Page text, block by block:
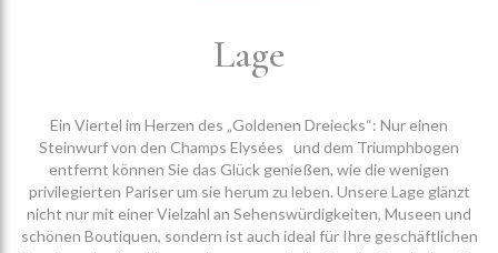
Lage
Ein Viertel im Herzen des „Goldenen Dreiecks“: Nur einen
Steinwurf von den Champs Elysées und dem Triumphbogen
entfernt können Sie das Glück genießen, wie die wenigen
privilegierten Pariser um sie herum zu leben. Unsere Lage glänzt
nicht nur mit einer Vielzahl an Sehenswürdigkeiten, Museen und
schönen Boutiquen, sondern ist auch ideal für Ihre geschäftlichen